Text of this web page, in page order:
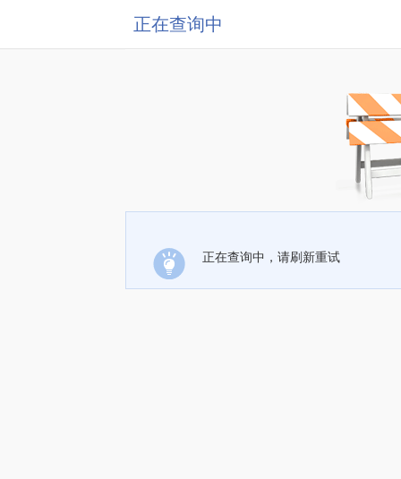
正在查询中
正在查询中，请刷新重试